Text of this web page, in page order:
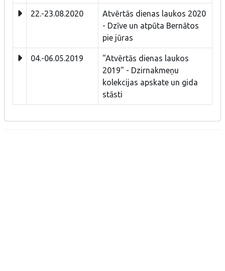
22.-23.08.2020
Atvērtās dienas laukos 2020
- Dzīve un atpūta Bernātos
pie jūras
04.-06.05.2019
"Atvērtās dienas laukos
2019" - Dzirnakmeņu
kolekcijas apskate un gida
stāsti